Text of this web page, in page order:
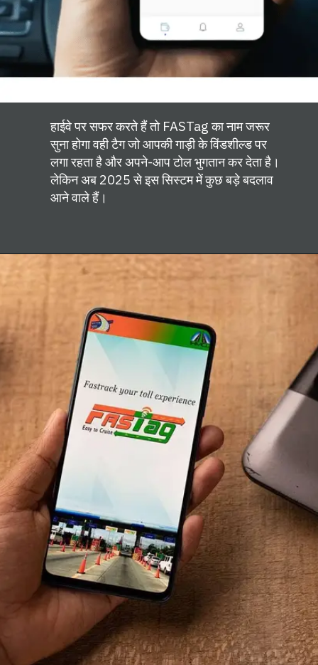
हाईवे पर सफर करते हैं तो FASTag का नाम जरूर
सुना होगा वही टैग जो आपकी गाड़ी के विंडशील्ड पर
लगा रहता है और अपने-आप टोल भुगतान कर देता है।
लेकिन अब 2025 से इस सिस्टम में कुछ बड़े बदलाव
आने वाले हैं।